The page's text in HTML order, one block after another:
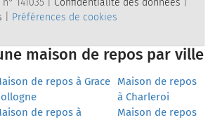
Préférences de cookies
maison de repos par ville
de repos à Grace
Maison de repos
à Charleroi
de repos à
Maison de repos